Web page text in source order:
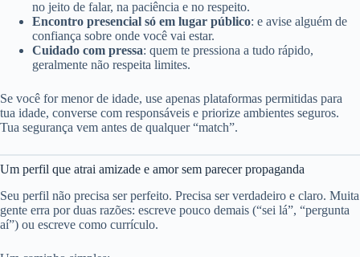
no jeito de falar, na paciência e no respeito.
Encontro presencial só em lugar público: e avise alguém de
confiança sobre onde você vai estar.
Cuidado com pressa: quem te pressiona a tudo rápido,
geralmente não respeita limites.
Se você for menor de idade, use apenas plataformas permitidas para
tua idade, converse com responsáveis e priorize ambientes seguros.
Tua segurança vem antes de qualquer “match”.
Um perfil que atrai amizade e amor sem parecer propaganda
Seu perfil não precisa ser perfeito. Precisa ser verdadeiro e claro. Muita
gente erra por duas razões: escreve pouco demais (“sei lá”, “pergunta
aí”) ou escreve como currículo.